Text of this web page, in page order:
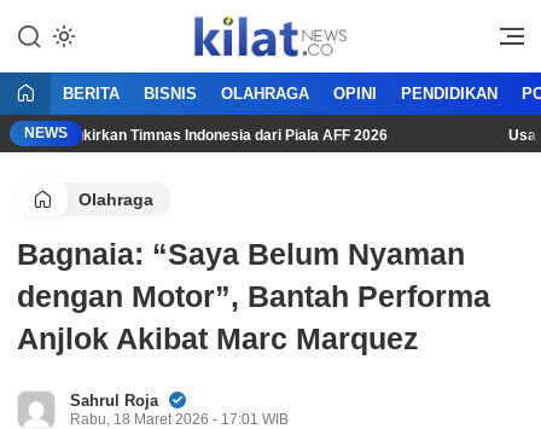
KilatNews.co
Mencerdaskan Anak Bangsa
BERITA BISNIS OLAHRAGA OPINI PENDIDIKAN
NEWS
Singkirkan Timnas Indonesia dari Piala AFF 2026 Usai
Olahraga
Bagnaia: “Saya Belum Nyaman
dengan Motor”, Bantah Performa
Anjlok Akibat Marc Marquez
Sahrul Roja
Rabu, 18 Maret 2026 - 17:01 WIB